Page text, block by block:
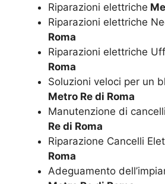
Riparazioni elettriche
Riparazioni elettriche
Roma
Riparazioni elettriche
Roma
Soluzioni veloci per un
Metro Re di Roma
Manutenzione di
Re di Roma
Riparazione Cancelli
Roma
Adeguamento